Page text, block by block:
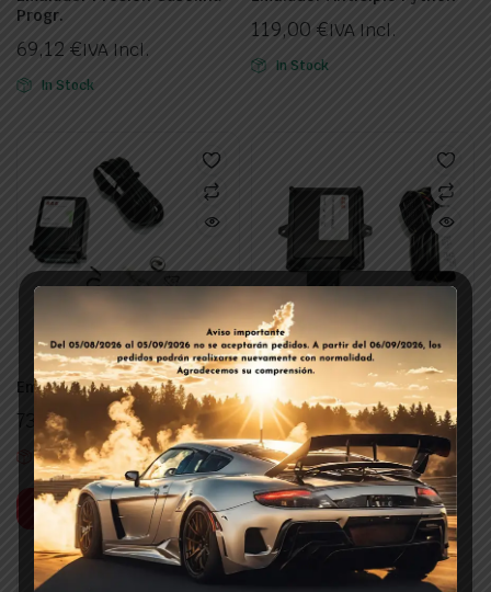
Progr.
69,12 €IVA Incl.
In Stock
119,00 €IVA Incl.
In Stock
Emulador Anticipio Bear
73,81 IVA Incl.
Out of stock
Leer más
Emulador Pompa Gasolina
165,58 IVA Incl.
In Stock